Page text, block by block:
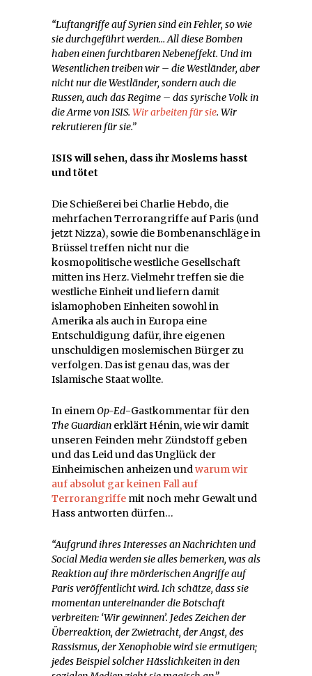
“Luftangriffe auf Syrien sind ein Fehler, so wie
sie durchgeführt werden… All diese Bomben
haben einen furchtbaren Nebeneffekt. Und im
Wesentlichen treiben wir – die Westländer, aber
nicht nur die Westländer, sondern auch die
Russen, auch das Regime – das syrische Volk in
die Arme von ISIS. Wir arbeiten für sie. Wir
rekrutieren für sie.”
ISIS will sehen, dass ihr Moslems hasst
und tötet
Die Schießerei bei Charlie Hebdo, die
mehrfachen Terrorangriffe auf Paris (und
jetzt Nizza), sowie die Bombenanschläge in
Brüssel treffen nicht nur die
kosmopolitische westliche Gesellschaft
mitten ins Herz. Vielmehr treffen sie die
westliche Einheit und liefern damit
islamophoben Einheiten sowohl in
Amerika als auch in Europa eine
Entschuldigung dafür, ihre eigenen
unschuldigen moslemischen Bürger zu
verfolgen. Das ist genau das, was der
Islamische Staat wollte.
In einemOp-Ed-Gastkommentar für den
The Guardian erklärt Hénin, wie wir damit
unseren Feinden mehr Zündstoff geben
und das Leid und das Unglück der
Einheimischen anheizen undwarum wir
auf absolut gar keinen Fall auf
Terrorangriffe mit noch mehr Gewalt und
Hass antworten dürfen…
“Aufgrund ihres Interesses an Nachrichten und
Social Media werden sie alles bemerken, was als
Reaktion auf ihre mörderischen Angriffe auf
Paris veröffentlicht wird. Ich schätze, dass sie
momentan untereinander die Botschaft
verbreiten: ‘Wir gewinnen’. Jedes Zeichen der
Überreaktion, der Zwietracht, der Angst, des
Rassismus, der Xenophobie wird sie ermutigen;
jedes Beispiel solcher Hässlichkeiten in den